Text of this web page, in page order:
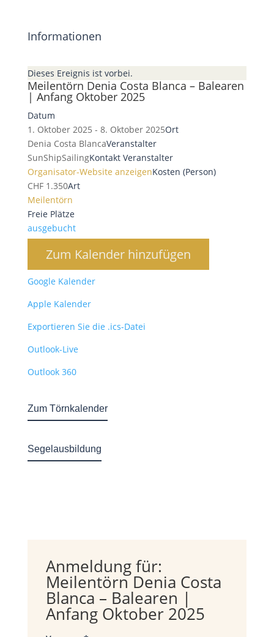
Informationen
Dieses Ereignis ist vorbei.
Meilentörn Denia Costa Blanca – Balearen
| Anfang Oktober 2025
Datum
1. Oktober 2025 - 8. Oktober 2025Ort
Denia Costa BlancaVeranstalter
SunShipSailingKontakt Veranstalter
Organisator-Website anzeigenKosten (Person)
CHF 1.350Art
Meilentörn
Freie Plätze
ausgebucht
Zum Kalender hinzufügen
Google Kalender
Apple Kalender
Exportieren Sie die .ics-Datei
Outlook-Live
Outlook 360
Zum Törnkalender
Segelausbildung
Anmeldung für:
Meilentörn Denia Costa
Blanca – Balearen |
Anfang Oktober 2025